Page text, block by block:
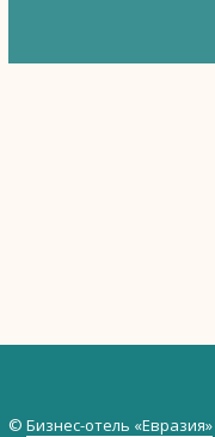
© Бизнес-отель «Евразия»